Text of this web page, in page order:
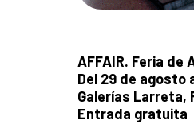
AFFAIR. Feria de
Del 29 de agosto
Galerías Larreta,
Entrada gratuita